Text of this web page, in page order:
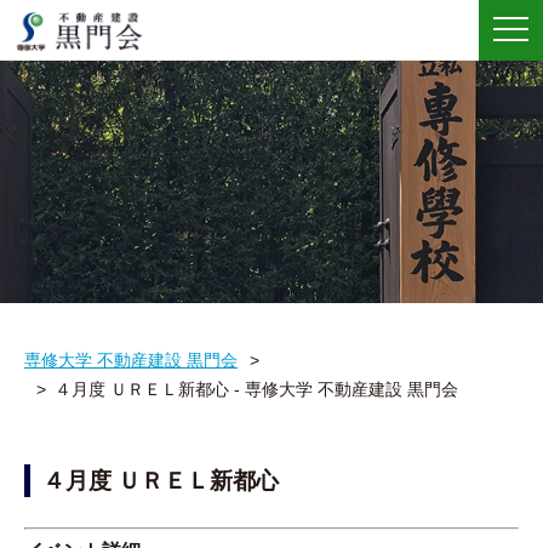
メ
ュ
専修大学 不動産建設 黒門会
４月度 ＵＲＥＬ新都心 - 専修大学 不動産建設 黒門会
４月度 ＵＲＥＬ新都心